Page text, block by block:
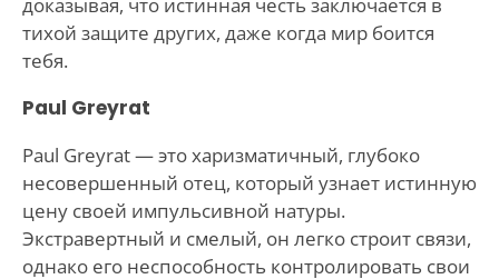
тихой защите других, даже когда мир боится
тебя.
Paul Greyrat
Paul Greyrat — это харизматичный, глубоко
несовершенный отец, который узнает истинную
цену своей импульсивной натуры.
Экстравертный и смелый, он легко строит связи,
однако его неспособность контролировать свои